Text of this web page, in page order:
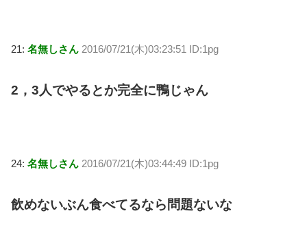
21: 名無しさん 2016/07/21(木)03:23:51 ID:1pg
2，3人でやるとか完全に鴨じゃん
24: 名無しさん 2016/07/21(木)03:44:49 ID:1pg
飲めないぶん食べてるなら問題ないな